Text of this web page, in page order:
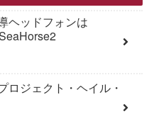
ヘッドフォンは
ロジェクト・ヘイル・